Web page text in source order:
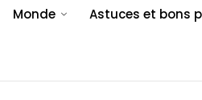
Monde Astuces et bons